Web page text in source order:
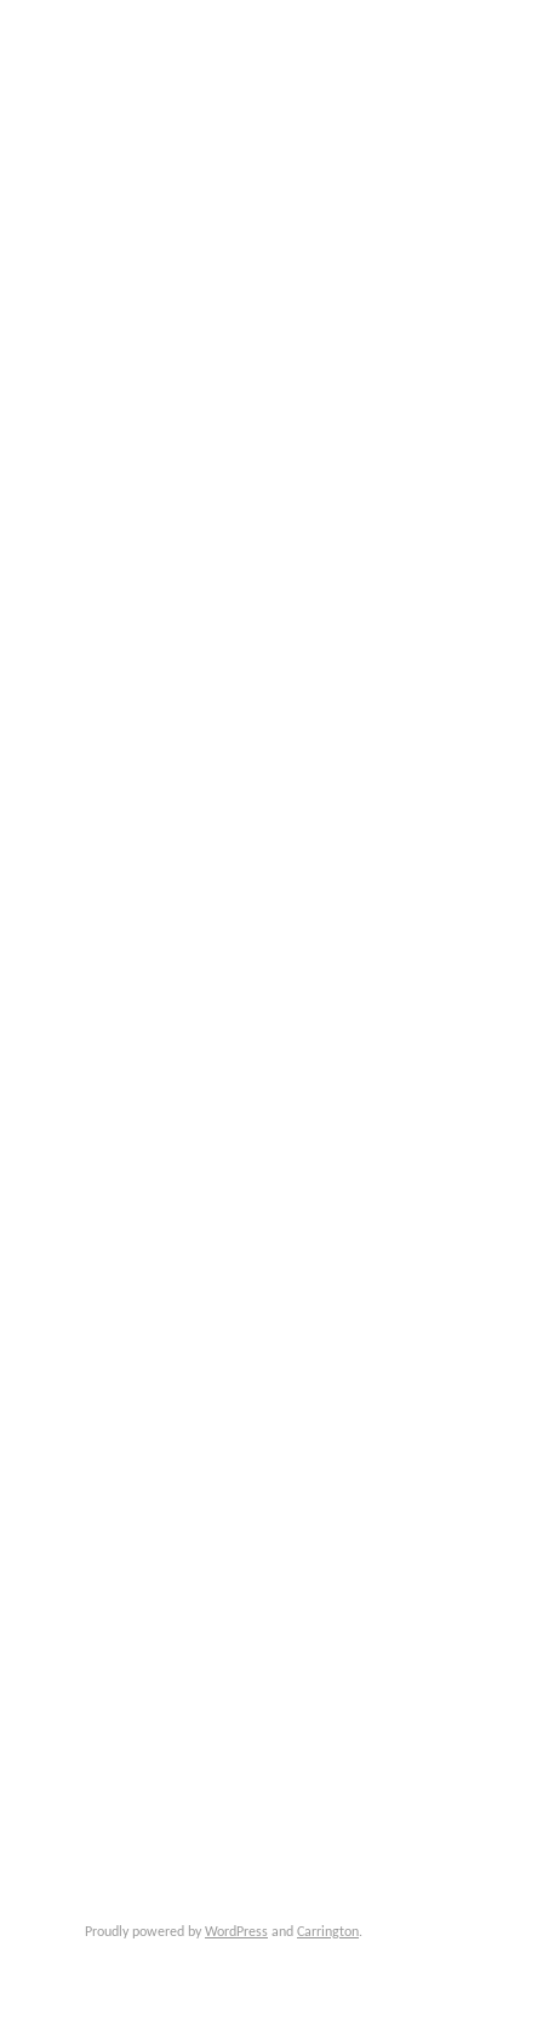
Proudly powered by WordPress and Carrington.